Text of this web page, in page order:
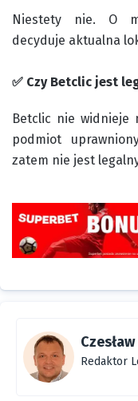
Niestety nie. O
decyduje aktualna
✅ Czy Betclic jest
Betclic nie widnieje
podmiot
zatem nie jest
Redaktor